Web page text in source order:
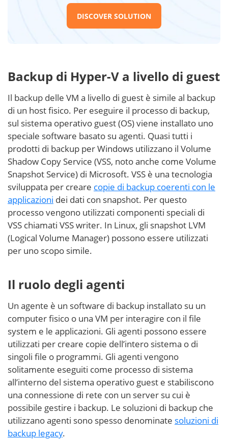
DISCOVER SOLUTION
Backup di Hyper-V a livello di guest
Il backup delle VM a livello di guest è simile al backup
di un host fisico. Per eseguire il processo di backup,
sul sistema operativo guest (OS) viene installato uno
speciale software basato su agenti. Quasi tutti i
prodotti di backup per Windows utilizzano il Volume
Shadow Copy Service (VSS, noto anche come Volume
Snapshot Service) di Microsoft. VSS è una tecnologia
sviluppata per creare copie di backup coerenti con le
applicazioni dei dati con snapshot. Per questo
processo vengono utilizzati componenti speciali di
VSS chiamati VSS writer. In Linux, gli snapshot LVM
(Logical Volume Manager) possono essere utilizzati
per uno scopo simile.
Il ruolo degli agenti
Un agente è un software di backup installato su un
computer fisico o una VM per interagire con il file
system e le applicazioni. Gli agenti possono essere
utilizzati per creare copie dell’intero sistema o di
singoli file o programmi. Gli agenti vengono
solitamente eseguiti come processo di sistema
all’interno del sistema operativo guest e stabiliscono
una connessione di rete con un server su cui è
possibile gestire i backup. Le soluzioni di backup che
utilizzano agenti sono spesso denominate soluzioni di
backup legacy.